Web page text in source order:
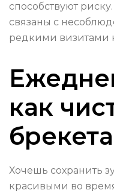
способствуют
связаны с
редкими визитами
как
Хочешь сохранить
красивыми во